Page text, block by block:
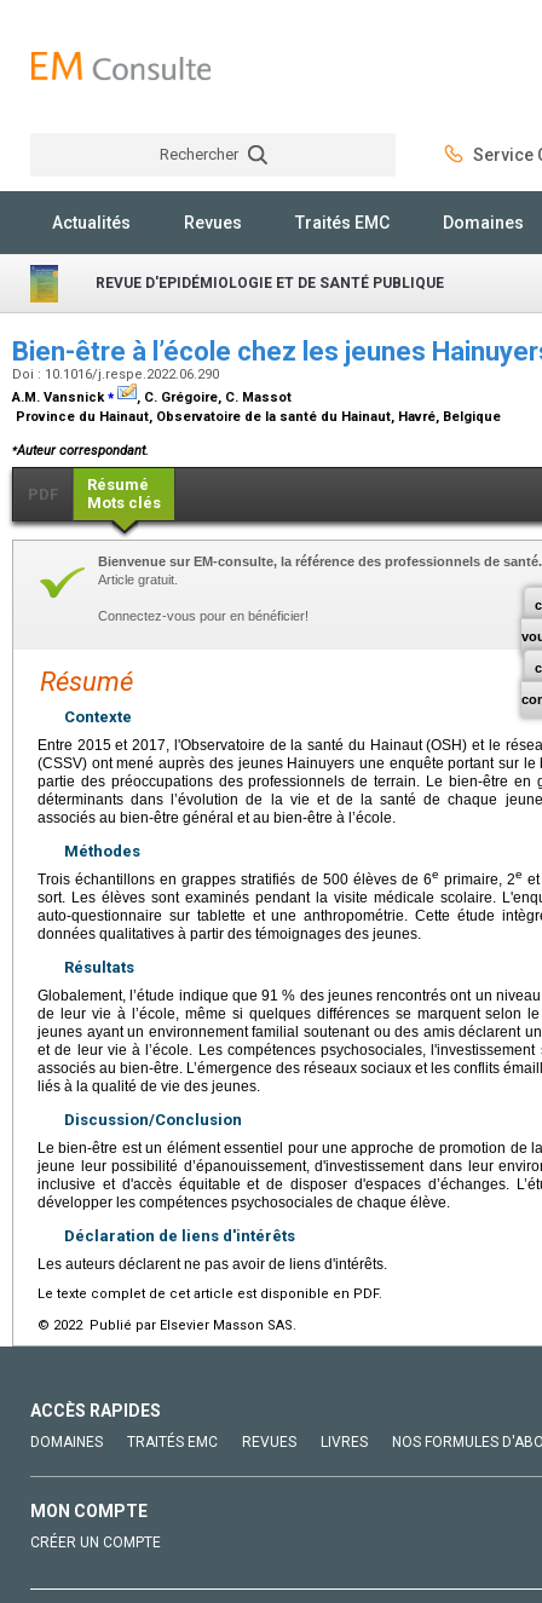
Rechercher Service
Actualités Revues Traités EMC Domaines
REVUE D'EPIDÉMIOLOGIE ET DE SANTÉ PUBLIQUE
Bien-être à l’école chez les jeunes
Doi : 10.1016/j.respe.2022.06.290
A.M. Vansnick⁎
, C. Grégoire, C. Massot
Province du Hainaut, Observatoire de la santé du Hainaut, Havré, Belgique
⁎Auteur correspondant.
PDF
Résumé
Mots clés
Bienvenue sur EM-consulte, la référence des professionnels de santé.
Article gratuit.
Connectez-vous pour en bénéficier!
Résumé
Contexte
Entre 2015 et 2017, l'Observatoire de la santé du Hainaut (OSH) et le
(CSSV) ont mené auprès des jeunes Hainuyers une enquête portant sur le
partie des préoccupations des professionnels de terrain. Le bien-être en
déterminants dans l’évolution de la vie et de la santé de chaque
associés au bien-être général et au bien-être à l’école.
Méthodes
Trois échantillons en grappes stratifiés de 500 élèves de 6e primaire, 2e
sort. Les élèves sont examinés pendant la visite médicale scolaire.
auto-questionnaire sur tablette et une anthropométrie. Cette étude
données qualitatives à partir des témoignages des jeunes.
Résultats
Globalement, l’étude indique que 91 % des jeunes rencontrés ont un
de leur vie à l’école, même si quelques différences se marquent selon
jeunes ayant un environnement familial soutenant ou des amis déclarent
et de leur vie à l’école. Les compétences psychosociales,
associés au bien-être. L’émergence des réseaux sociaux et les conflits
liés à la qualité de vie des jeunes.
Discussion/Conclusion
Le bien-être est un élément essentiel pour une approche de promotion de
jeune leur possibilité d’épanouissement, d'investissement dans leur
inclusive et d'accès équitable et de disposer d'espaces d’échanges.
développer les compétences psychosociales de chaque élève.
Déclaration de liens d'intérêts
Les auteurs déclarent ne pas avoir de liens d'intérêts.
Le texte complet de cet article est disponible en PDF.
© 2022 Publié par Elsevier Masson SAS.
ACCÈS RAPIDES
DOMAINES TRAITÉS EMC REVUES LIVRES NOS FORMULES
MON COMPTE
CRÉER UN COMPTE